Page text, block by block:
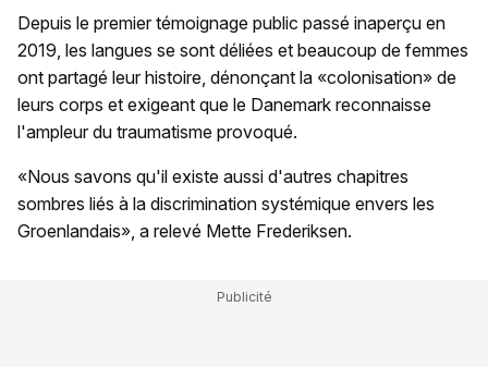
Depuis le premier témoignage public passé inaperçu en
2019, les langues se sont déliées et beaucoup de femmes
ont partagé leur histoire, dénonçant la «colonisation» de
leurs corps et exigeant que le Danemark reconnaisse
l'ampleur du traumatisme provoqué.
«Nous savons qu'il existe aussi d'autres chapitres
sombres liés à la discrimination systémique envers les
Groenlandais», a relevé Mette Frederiksen.